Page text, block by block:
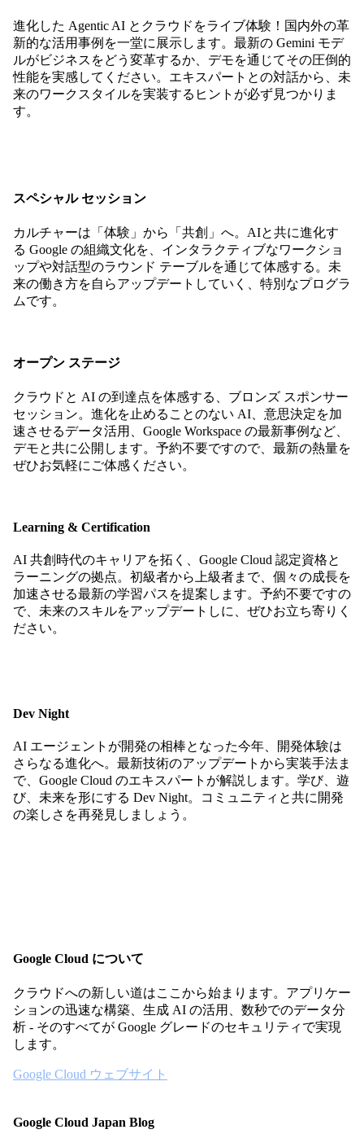
進化した Agentic AI とクラウドをライブ体験！国内外の革
新的な活用事例を一堂に展示します。最新の Gemini モデ
ルがビジネスをどう変革するか、デモを通じてその圧倒的
性能を実感してください。エキスパートとの対話から、未
来のワークスタイルを実装するヒントが必ず見つかりま
す。
スペシャル セッション
カルチャーは「体験」から「共創」へ。AIと共に進化す
る Google の組織文化を、インタラクティブなワークショ
ップや対話型のラウンド テーブルを通じて体感する。未
来の働き方を自らアップデートしていく、特別なプログラ
ムです。
オープン ステージ
クラウドと AI の到達点を体感する、ブロンズ スポンサー
セッション。進化を止めることのない AI、意思決定を加
速させるデータ活用、Google Workspace の最新事例など、
デモと共に公開します。予約不要ですので、最新の熱量を
ぜひお気軽にご体感ください。
Learning & Certification
AI 共創時代のキャリアを拓く、Google Cloud 認定資格と
ラーニングの拠点。初級者から上級者まで、個々の成長を
加速させる最新の学習パスを提案します。予約不要ですの
で、未来のスキルをアップデートしに、ぜひお立ち寄りく
ださい。
Dev Night
AI エージェントが開発の相棒となった今年、開発体験は
さらなる進化へ。最新技術のアップデートから実装手法ま
で、Google Cloud のエキスパートが解説します。学び、遊
び、未来を形にする Dev Night。コミュニティと共に開発
の楽しさを再発見しましょう。
Google Cloud について
クラウドへの新しい道はここから始まります。アプリケー
ションの迅速な構築、生成 AI の活用、数秒でのデータ分
析 - そのすべてが Google グレードのセキュリティで実現
します。
Google Cloud ウェブサイト
Google Cloud Japan Blog